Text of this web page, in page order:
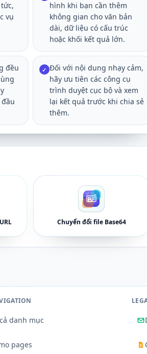
vụ
hình khi bạn cần thêm
không gian cho văn bản
dài, dữ liệu có cấu trúc
hoặc khối kết quả lớn.
đều
✓ Đối với nội dung nhạy cảm,
hãy ưu tiên các công cụ
trình duyệt cục bộ và xem
lại kết quả trước khi chia sẻ
thêm.
Chuyển đổi file Base64
danh mục
pages